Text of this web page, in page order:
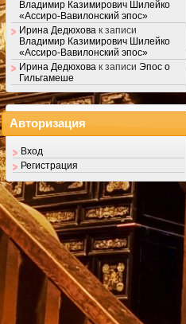
Владимир Казимирович Шилейко
«Ассиро-Вавилонский эпос»
Ирина Дедюхова к записи
Владимир Казимирович Шилейко
«Ассиро-Вавилонский эпос»
Ирина Дедюхова к записи Эпос о
Гильгамеше
Авторизация
Вход
Регистрация